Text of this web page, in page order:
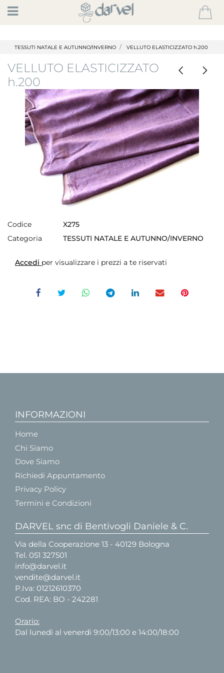
Open
TESSUTI NATALE E AUTUNNO/INVERNO VELLUTO ELASTICIZZATO h.200
VELLUTO ELASTICIZZATO
h.200
Codice
X275
Categoria
TESSUTI NATALE E AUTUNNO/INVERNO
Accedi per visualizzare i prezzi a te riservati
INFORMAZIONI
Home
Chi Siamo
Dove Siamo
Richiedi Appuntamento
Privacy Policy
Termini e Condizioni
DARVEL snc di Bentivogli Daniele & C.
Via della Cooperazione 13 - 40129 Bologna
Tel. 051 327501
info@darvel.it
vendite@darvel.it
P.Iva: 01212610370
Cod. REA: BO - 242281
Orario:
Dal lunedì al venerdì 9:00/13:00 e 14:00/18:00